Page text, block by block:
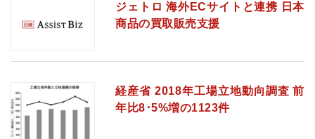
ジェトロ 海外ECサイトと連携 日本
商品の買取販売支援
経産省 2018年工場立地動向調査 前
年比8･5%増の1123件